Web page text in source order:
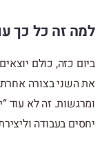
למה זה כל כך
ביום כזה, כולם
את השני בצורה
ומרגשות. זה לא עוד
יחסים בעבודה